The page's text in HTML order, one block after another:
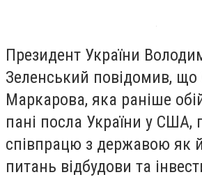
Президент України
Зеленський повідомив, що
Маркарова, яка раніше
пані посла України у США,
співпрацю з державою як
питань відбудови та